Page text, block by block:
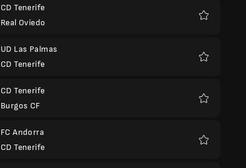
CD Tenerife
Real Oviedo
UD Las Palmas
CD Tenerife
CD Tenerife
Burgos CF
FC Andorra
CD Tenerife